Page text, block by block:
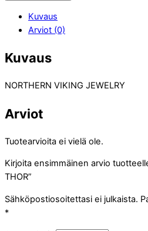
Kuvaus
Arviot (0)
Kuvaus
NORTHERN VIKING JEWELRY
Arviot
Tuotearvioita ei vielä ole.
Kirjoita ensimmäinen arvio
THOR”
Sähköpostiosoitettasi ei julkaista.
*